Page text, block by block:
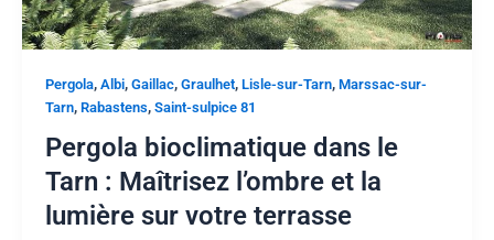
Pergola, Albi, Gaillac, Graulhet, Lisle-sur-Tarn, Marssac-sur-
Tarn, Rabastens, Saint-sulpice 81
Pergola bioclimatique dans le
Tarn : Maîtrisez l’ombre et la
lumière sur votre terrasse